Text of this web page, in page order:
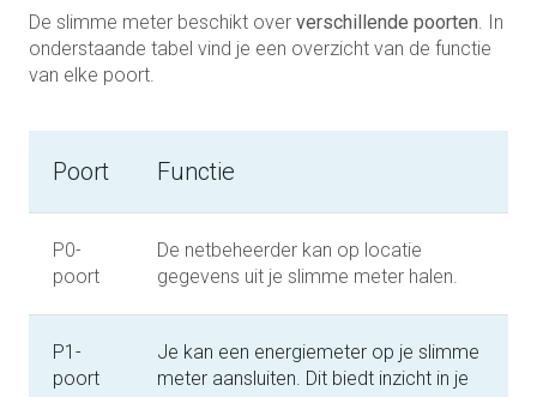
De slimme meter beschikt over verschillende poorten. In
onderstaande tabel vind je een overzicht van de functie
van elke poort.
Poort Functie
P0-
poort
De netbeheerder kan op locatie
gegevens uit je slimme meter halen.
P1-
poort
Je kan een energiemeter op je slimme
meter aansluiten. Dit biedt inzicht in je